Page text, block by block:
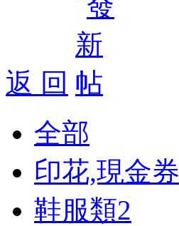
返 回
全部
印花,現金券
鞋服類2